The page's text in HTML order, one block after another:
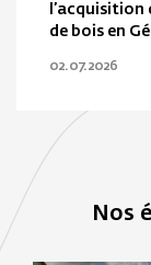
l’acquisition
de bois en
02.07.2026
Nos